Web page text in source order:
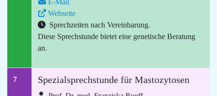
E-Mail
Webseite
Sprechzeiten nach Vereinbarung.
Diese Sprechstunde bietet eine genetische Beratung
an.
7 Spezialsprechstunde für Mastozytosen